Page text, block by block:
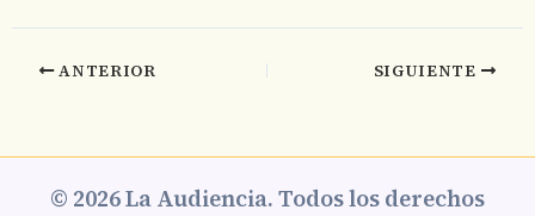
ANTERIOR SIGUIENTE
© 2026 La Audiencia. Todos los derechos